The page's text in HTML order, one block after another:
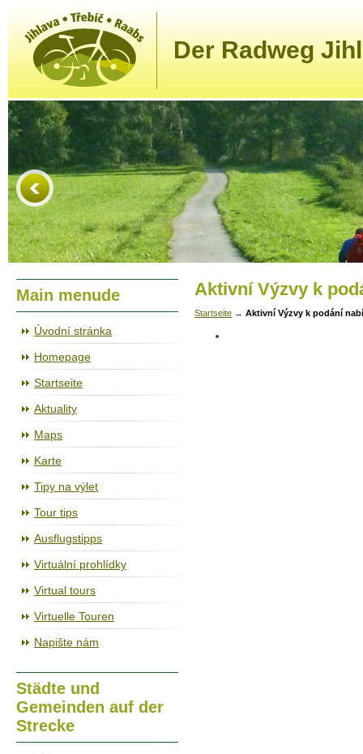
Der Radweg
Der Radweg Jihlava – Třebíč – Raabs
Main menude
Úvodní stránka
Homepage
Startseite
Aktuality
Maps
Karte
Tipy na výlet
Tour tips
Ausflugstipps
Virtuální prohlídky
Virtual tours
Virtuelle Touren
Napište nám
Städte und
Gemeinden auf der
Strecke
Aktivní Výzvy k
Startseite → Aktivní Výzvy k podání